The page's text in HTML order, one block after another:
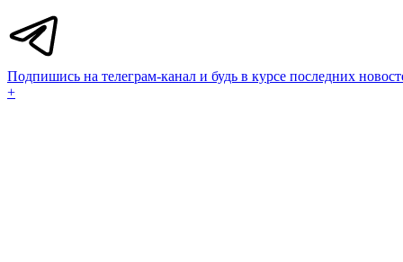
Подпишись на телеграм-канал и будь в курсе последних
+